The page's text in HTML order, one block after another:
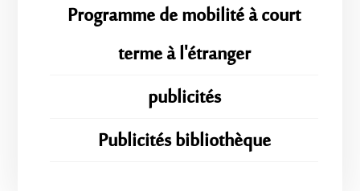
Programme de mobilité à court
terme à l'étranger
publicités
Publicités bibliothèque